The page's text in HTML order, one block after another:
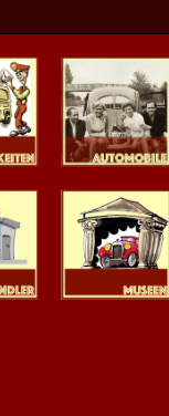
Youngtimer